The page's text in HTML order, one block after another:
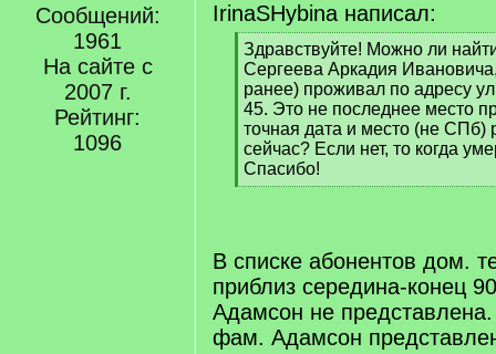
Сообщений:
1961
На сайте с
2007 г.
Рейтинг:
1096
IrinaSHybina написал:
[
q
]
Здравствуйте! Можно ли
Сергеева Аркадия
ранее) проживал по адресу
45. Это не последнее место
точная дата и место (не
сейчас? Если нет, то когда
Спасибо!
[
В списке абонентов дом.
приблиз середина-конец
Адамсон не представлена.
фам. Адамсон